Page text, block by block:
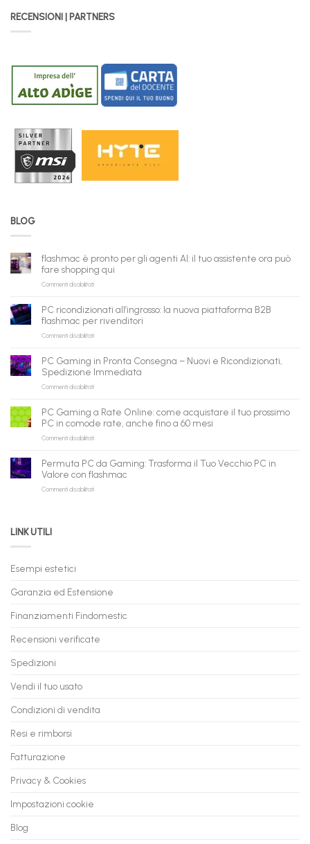
RECENSIONI | PARTNERS
BLOG
flashmac è pronto per gli agenti AI: il tuo assistente ora può
fare shopping qui
Commenti disabilitatisu
pronto
per
gli
AI:
il
tuo
assistente
può
fare
shopping
qui
PC ricondizionati all’ingrosso: la nuova piattaforma B2B
flashmac per rivenditori
Commenti disabilitatisu
ricondizionati
all’ingrosso:
la
nuova
B2B
flashmac
per
rivenditori
PC Gaming in Pronta Consegna – Nuovi e Ricondizionati,
Spedizione Immediata
Commenti disabilitatisu
Gaming
in
Pronta
Consegna
Nuovi
Ricondizionati,
Spedizione
PC Gaming a Rate Online: come acquistare il tuo prossimo
PC in comode rate, anche fino a 60 mesi
Commenti disabilitatisu
Gaming
a
Rate
Online:
anche
a
Permuta PC da Gaming: Trasforma il Tuo Vecchio PC in
Valore con flashmac
Commenti disabilitatisu
in
con
LINK UTILI
Esempi estetici
Garanzia ed Estensione
Finanziamenti Findomestic
Recensioni verificate
Spedizioni
Vendi il tuo usato
Condizioni di vendita
Resi e rimborsi
Fatturazione
Privacy & Cookies
Impostazioni cookie
Blog